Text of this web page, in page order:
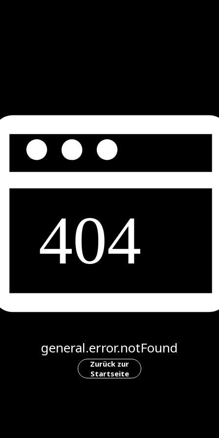
general.error.notFound
Zurück zur
Startseite